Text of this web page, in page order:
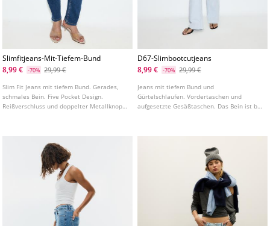
Slimfitjeans-Mit-Tiefem-Bund
8,99 €
-70% 29,99 €
Slim Fit Jeans mit tiefem Bund. Gerades,
schmales Bein. Five Pocket Design.
Reißverschluss und doppelter Metallknopf
D67-Slimbootcutjeans
8,99 €
-70% 29,99 €
Jeans mit tiefem Bund und
Gürtelschlaufen. Vordertaschen und
aufgesetzte Gesäßtaschen. Das Bein ist bis
verschiedenen Farben erhältlich.